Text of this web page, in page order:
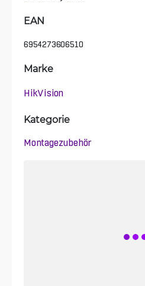
EAN
6954273606510
Marke
HikVision
Kategorie
Montagezubehör